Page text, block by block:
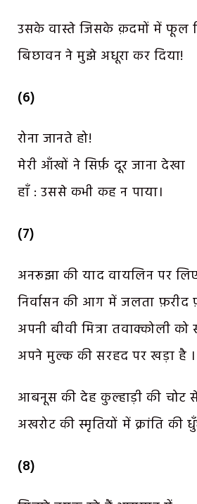
उसके वास्ते जिसके क़दमों में फूल
बिछावन ने मुझे अधूरा कर दिया!
(6)
रोना जानते हो!
मेरी आँखों ने सिर्फ़ दूर जाना देखा
हाँ : उससे कभी कह न पाया।
(7)
अनरूझा की याद वायलिन पर
निर्वासन की आग में जलता फ़रीद
अपनी बीवी मित्रा तवाक्कोली
अपने मुल्क की सरहद पर खड़ा है ।
आबनूस की देह कुल्हाड़ी की चोट
अखरोट की स्मृतियों में क्रांति की
(8)